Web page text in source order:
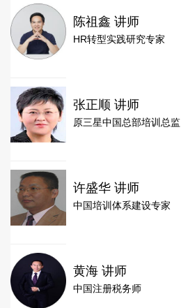
陈祖鑫 讲师
HR转型实践研究专家
张正顺 讲师
原三星中国总部培训总监
许盛华 讲师
中国培训体系建设专家
黄海 讲师
中国注册税务师